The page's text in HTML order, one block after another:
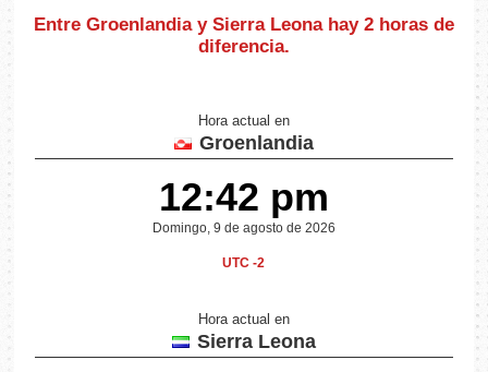
Entre Groenlandia y Sierra Leona hay 2 horas de
diferencia.
Hora actual en
Groenlandia
12:42 pm
Domingo, 9 de agosto de 2026
UTC -2
Hora actual en
Sierra Leona